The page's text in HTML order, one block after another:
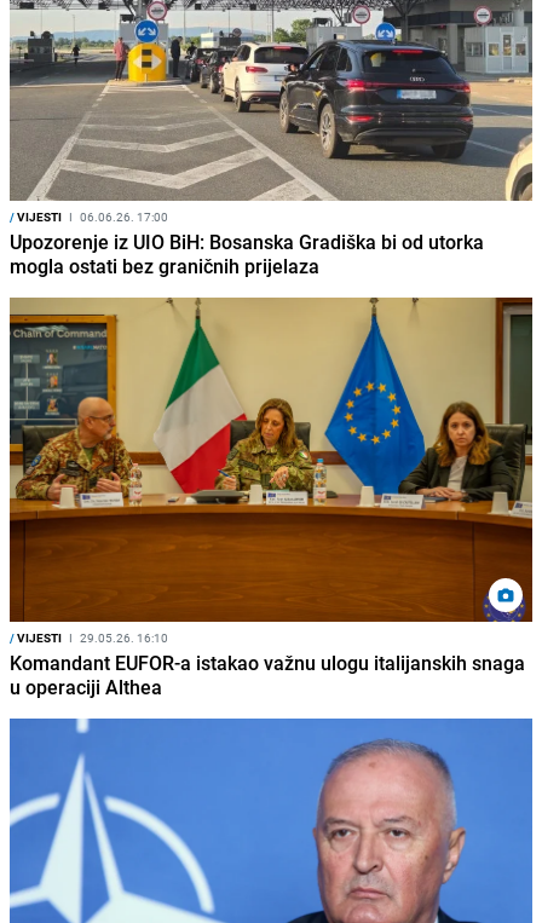
/VIJESTI I 06.06.26. 17:00
Upozorenje iz UIO BiH: Bosanska Gradiška bi od utorka
mogla ostati bez graničnih prijelaza
/VIJESTI I 29.05.26. 16:10
Komandant EUFOR-a istakao važnu ulogu italijanskih snaga
u operaciji Althea